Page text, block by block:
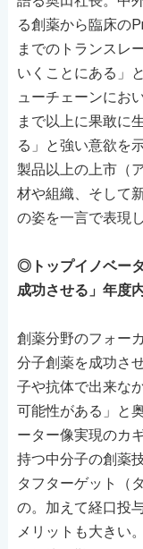
る創薬から臨床の
までのトランスレ
いくことにある」
ューチェーンにお
まで以上に果敢に
る」と強い意欲を
製品以上の上市（
材や組織、そして
の姿を一言で表現
◎トップイノベー
成功させる」年度
創薬分野のフォー
分子創薬を成功さ
子や抗体で出来な
可能性がある」と
ーター像実現のカ
持つ中分子の創薬
タフターゲット（
の。加えて経口投
メリットも大きい